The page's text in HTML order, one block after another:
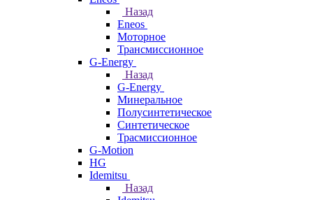
Назад
Eneos
Моторное
Трансмиссионное
G-Energy
Назад
G-Energy
Минеральное
Полусинтетическое
Синтетическое
Трасмиссионное
G-Motion
HG
Idemitsu
Назад